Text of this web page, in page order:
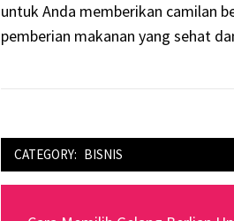
untuk Anda memberikan camilan
pemberian makanan yang sehat
CATEGORY: BISNIS